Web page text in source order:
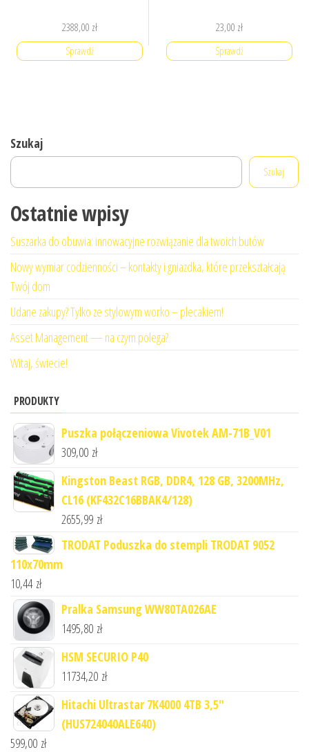
2388,00 zł
Sprawdź
23,00 zł
Sprawdź
Szukaj
Szukaj
Ostatnie wpisy
Suszarka do obuwia: innowacyjne rozwiązanie dla twoich butów
Nowy wymiar codzienności – kontakty i gniazdka, które przekształcają
Twój dom
Udane zakupy? Tylko ze stylowym worko – plecakiem!
Asset Management — na czym polega?
Witaj, świecie!
PRODUKTY
Puszka połączeniowa Vivotek AM-71B_V01
309,00 zł
Kingston Beast RGB, DDR4, 128 GB, 3200MHz,
CL16 (KF432C16BBAK4/128)
2655,99 zł
TRODAT Poduszka do stempli TRODAT 9052
110x70mm
10,44 zł
Pralka Samsung WW80TA026AE
1495,80 zł
HSM SECURIO P40
11734,20 zł
Hitachi Ultrastar 7K4000 4TB 3,5"
(HUS724040ALE640)
599,00 zł